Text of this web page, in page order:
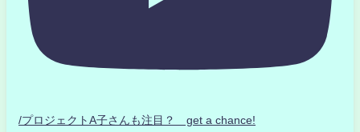
/プロジェクトA子さんも注目？ get a chance!